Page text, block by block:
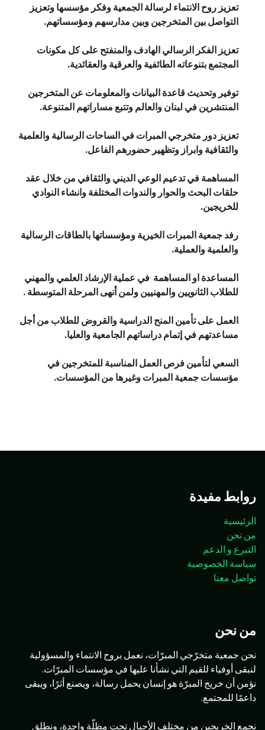
تعزيز روح الانتماء لرسالة الجمعية وفكر مؤسسها وتعزيز
التواصل بين المتخرجين وبين مدارسهم ومؤسساتهم. ​
تعزيز الفكر الرسالي الهادف والمنفتح على كل مكونات
المجتمع بتنوعاته الطائفية والعرقية والعقائدية.
توفير وتحديث قاعدة البيانات والمعلومات عن المتخرجين
المنتشرين في لبنان والعالم وتتبع مساراتهم المتنوعة.
تعزيز دور متخرجي المبرات في الساحات الرسالية والعلمية
والثقافية وابراز وتظهير حضورهم الفاعل. ​
المساهمة في تدعيم الوعي الديني والثقافي من خلال عقد
حلقات البحث والحوار والندوات المختلفة وانشاء النوادي
للخريجين. ​
رفد جمعية المبرات الخيرية ومؤسساتها بالطاقات الرسالية
والعلمية والعملية. ​
المساعدة او المساهمة في عملية الإرشاد العلمي والمهني
للطلاب الثانويين والمهنيين ولمن أنهى المرحلة المتوسطة .
العمل على تأمين المنح الدراسية والقروض للطلاب من أجل
مساعدتهم في إتمام دراساتهم الجامعية والعليا. ​
السعي لتأمين فرص العمل المناسبة للمتخرجين في
مؤسسات جمعية المبرات وغيرها من المؤسسات.​
روابط مفيدة
الرئيسية
من نحن
التبرع و الدعم
سياسة الخصوصية
تواصل معنا
من نحن
نحن جمعية متخرّجي المبرّات، نعمل بروح الانتماء والمسؤولية
لنبقى أوفياء للقيم التي نشأنا عليها في مؤسسات المبرّات.
نؤمن أن خريج المبرّة هو إنسان يحمل رسالة، ويصنع أثرًا، ويبقى
داعمًا للمجتمع.
نجمع الخريجين من مختلف الأجيال تحت مظلّة واحدة، ونطلق